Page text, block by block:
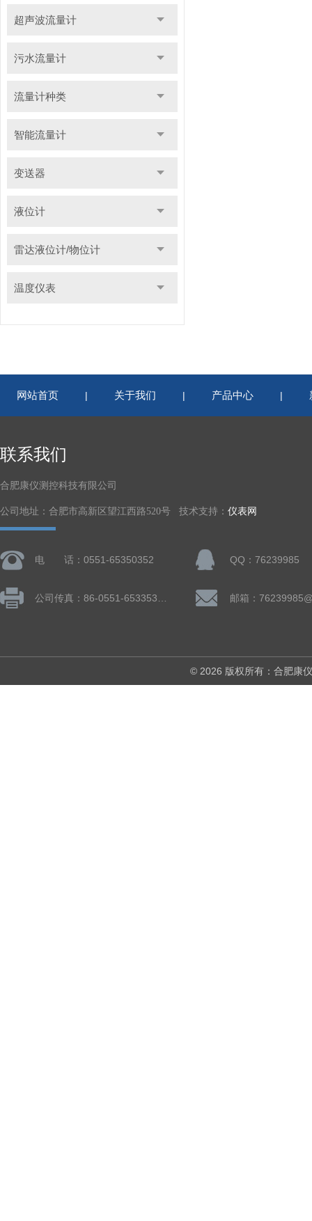
超声波流量计
污水流量计
流量计种类
智能流量计
变送器
液位计
雷达液位计/物位计
温度仪表
网站首页 | 关于我们 | 产品中心 |
联系我们
合肥康仪测控科技有限公司
公司地址：合肥市高新区望江西路520号 技术支持： 仪表网
电 话：0551-65350352 QQ：76239985
邮箱：
© 2026 版权所有：合肥康